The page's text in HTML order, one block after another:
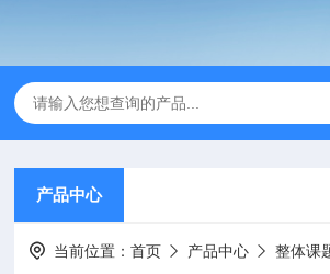
产品中心
当前位置：首页 产品中心 整体课